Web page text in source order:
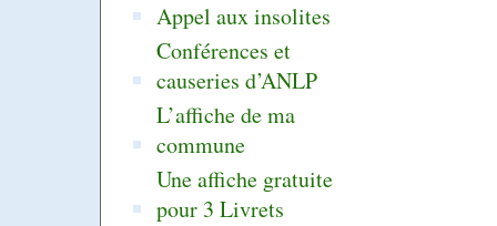
Appel aux insolites
Conférences et
causeries d’ANLP
L’affiche de ma
commune
Une affiche gratuite
pour 3 Livrets